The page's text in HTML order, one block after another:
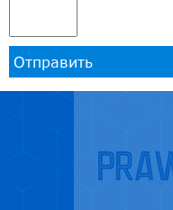
Отправить